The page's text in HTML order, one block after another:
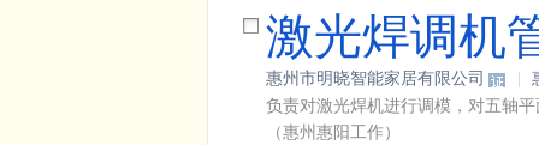
激光焊调机
惠州市明晓智能家居有限公司
负责对激光焊机进行调模，对五轴
（惠州惠阳工作）